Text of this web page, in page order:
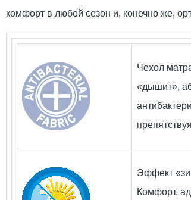
комфорт в любой сезон и, конечно же,
Чехол
«дышит»,
Эффект
Комфорт,